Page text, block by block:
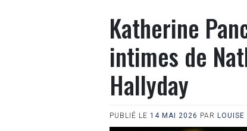
Katherine
intimes de
Hallyday
PUBLIÉ LE 14 MAI 2026 PAR LOUISE